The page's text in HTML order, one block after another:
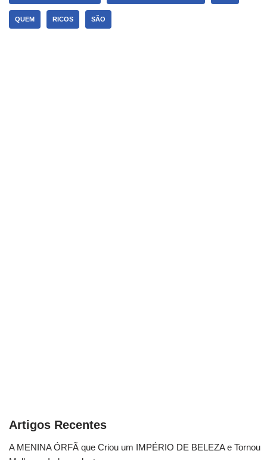
QUEM RICOS SÃO
Artigos Recentes
A MENINA ÓRFÃ que Criou um IMPÉRIO DE BELEZA e Tornou